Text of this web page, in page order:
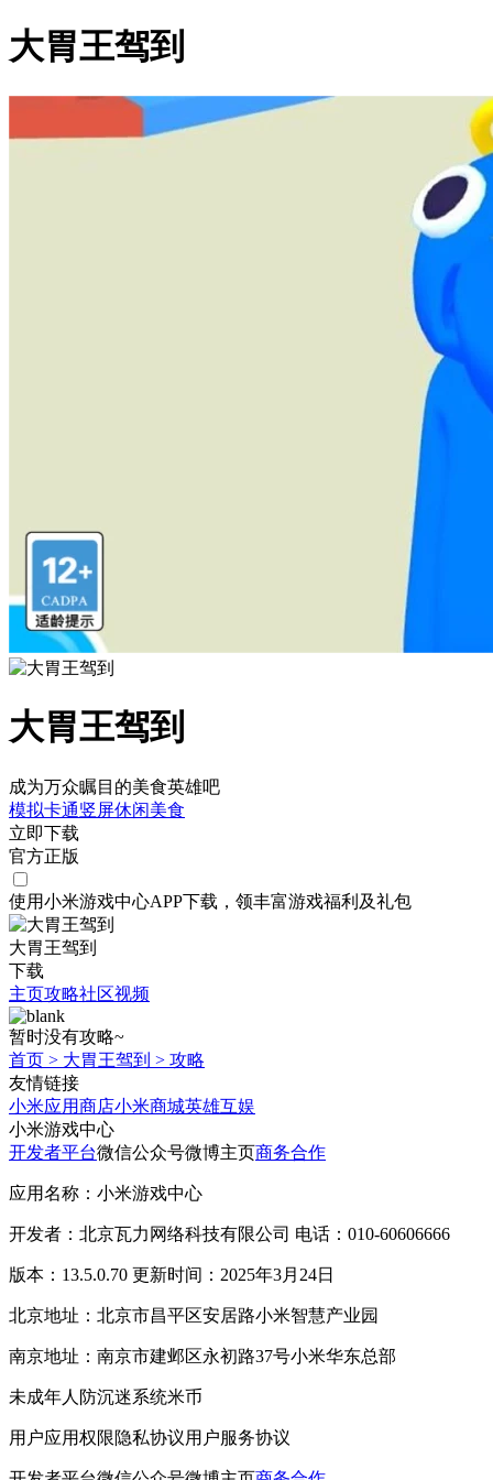
大胃王驾到
大胃王驾到
成为万众瞩目的美食英雄吧
模拟卡通竖屏休闲美食
立即下载
官方正版
使用小米游戏中心APP下载 ，领丰富游戏福利 及礼包
大胃王驾到
下载
主页攻略社区视频
暂时没有攻略~
首页 > 大胃王驾到 > 攻略
友情链接
小米应用商店小米商城英雄互娱
小米游戏中心
开发者平台微信公众号微博主页商务合作
应用名称：小米游戏中心
开发者：北京瓦力网络科技有限公司 电话：010-60606666
版本：13.5.0.70 更新时间：2025年3月24日
北京地址：北京市昌平区安居路小米智慧产业园
南京地址：南京市建邺区永初路37号小米华东总部
未成年人防沉迷系统米币
用户应用权限隐私协议用户服务协议